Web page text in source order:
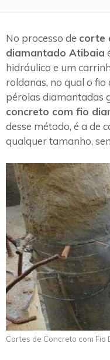
No processo de corte
diamantado Atibaia
hidráulico e um
roldanas, no qual o
pérolas diamantadas
concreto com fio
desse método, é a de
qualquer tamanho,
Cortes de Concreto com Fio